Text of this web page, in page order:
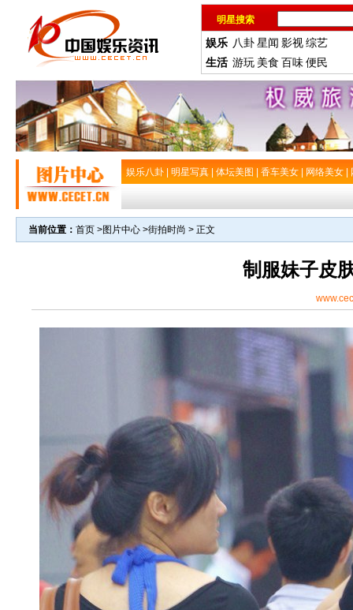
明星搜索
娱乐 八卦星闻 影视综艺
生活 游玩 美食 百味便民
娱乐八卦 明星写真 体坛美图 香车美女 网络美女
当前位置： 首页 >图片中心 >街拍时尚 > 正文
制服妹子皮